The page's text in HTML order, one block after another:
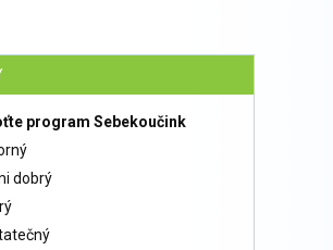
program Sebekoučink
dobrý